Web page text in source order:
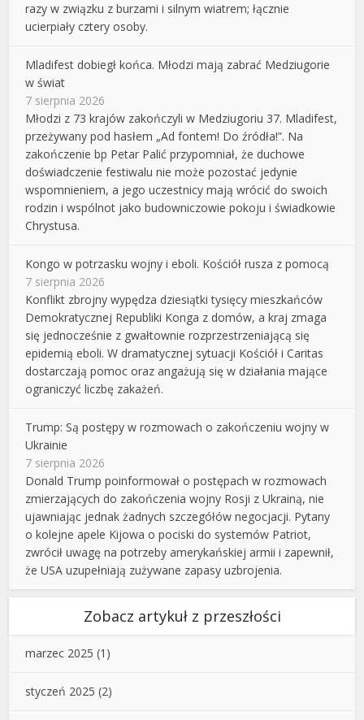
razy w związku z burzami i silnym wiatrem; łącznie
ucierpiały cztery osoby.
Mladifest dobiegł końca. Młodzi mają zabrać Medziugorie
w świat
7 sierpnia 2026
Młodzi z 73 krajów zakończyli w Medziugoriu 37. Mladifest,
przeżywany pod hasłem „Ad fontem! Do źródła!”. Na
zakończenie bp Petar Palić przypomniał, że duchowe
doświadczenie festiwalu nie może pozostać jedynie
wspomnieniem, a jego uczestnicy mają wrócić do swoich
rodzin i wspólnot jako budowniczowie pokoju i świadkowie
Chrystusa.
Kongo w potrzasku wojny i eboli. Kościół rusza z pomocą
7 sierpnia 2026
Konflikt zbrojny wypędza dziesiątki tysięcy mieszkańców
Demokratycznej Republiki Konga z domów, a kraj zmaga
się jednocześnie z gwałtownie rozprzestrzeniającą się
epidemią eboli. W dramatycznej sytuacji Kościół i Caritas
dostarczają pomoc oraz angażują się w działania mające
ograniczyć liczbę zakażeń.
Trump: Są postępy w rozmowach o zakończeniu wojny w
Ukrainie
7 sierpnia 2026
Donald Trump poinformował o postępach w rozmowach
zmierzających do zakończenia wojny Rosji z Ukrainą, nie
ujawniając jednak żadnych szczegółów negocjacji. Pytany
o kolejne apele Kijowa o pociski do systemów Patriot,
zwrócił uwagę na potrzeby amerykańskiej armii i zapewnił,
że USA uzupełniają zużywane zapasy uzbrojenia.
Zobacz artykuł z przeszłości
marzec 2025 (1)
styczeń 2025 (2)